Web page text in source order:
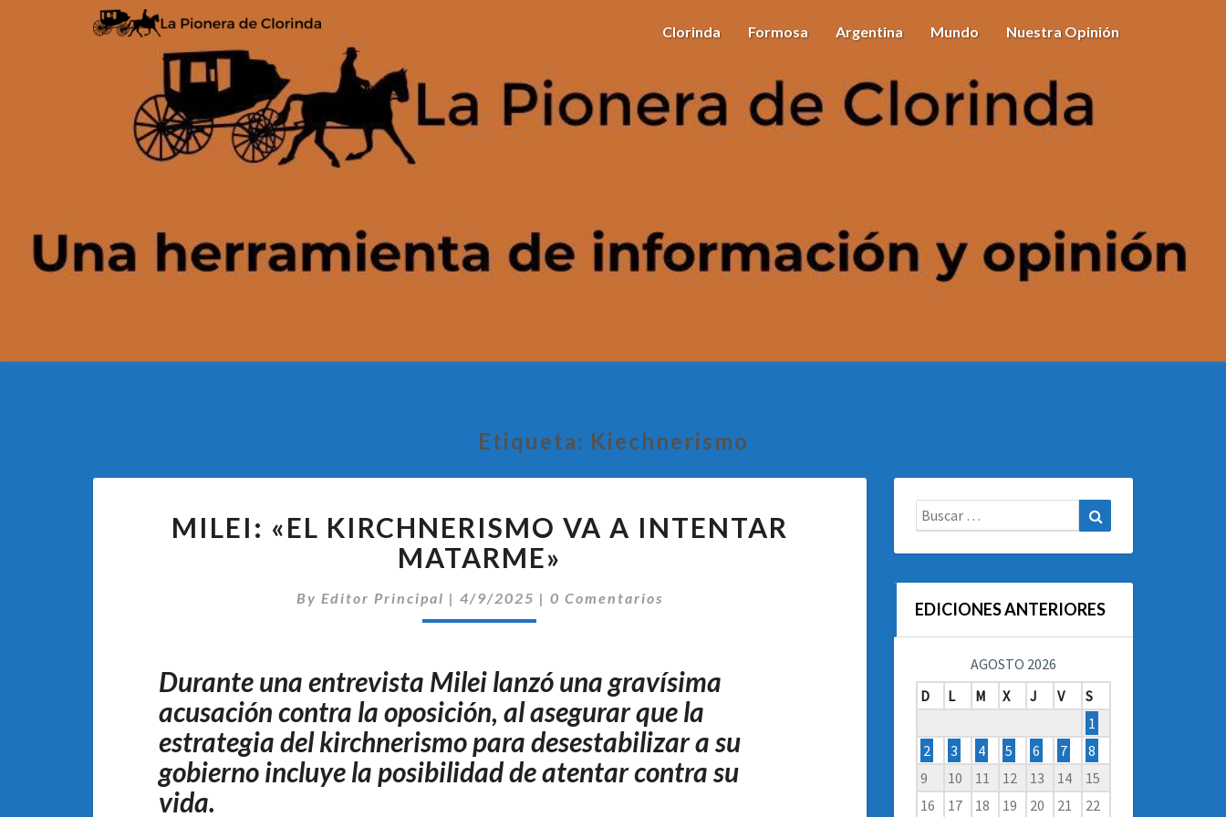
Clorinda Formosa Argentina Mundo Nuestra Opinión
Etiqueta: Kiechnerismo
«EL
KIRCHNERISMO
VA
A
INTENTAR
MILEI: «EL KIRCHNERISMO VA A INTENTAR
MATARME»
By Editor Principal | 4/9/2025 | Comentarios
0 Comentarios
Durante una entrevista Milei lanzó una gravísima
acusación contra la oposición, al asegurar que la
estrategia del kirchnerismo para desestabilizar a su
gobierno incluye la posibilidad de atentar contra su
vida.
Buscar:
EDICIONES ANTERIORES
AGOSTO 2026
D
L M X J V
S
1
2
3 4 5 6 7
8
9
10 11 12 13 14
15
16
17 18 19 20 21
22